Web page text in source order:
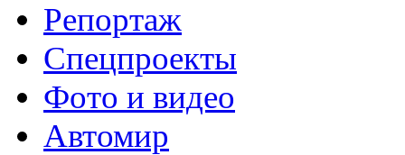
Репортаж
Спецпроекты
Фото и видео
Автомир